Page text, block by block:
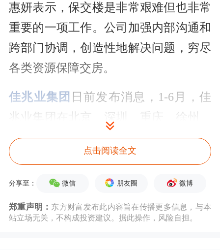
惠妍表示，保交楼是非常艰难但也非常
重要的一项工作。公司加强内部沟通和
跨部门协调，创造性地解决问题，穷尽
各类资源保障交房。
佳兆业集团 日前发布消息，1-6月，佳
兆业集团在北京、深圳、重庆、徐州、
揭阳、中山等地累计交付11个项目。今
年上半年，北京西山相府、重庆佳兆业
晓岸云起、深圳佳兆业云峰汇、深圳佳
徐州富春山居、鞍山佳兆业君汇上品、
点击阅读全文
分享至： 微信 朋友圈 微博
郑重声明： 东方财富发布此内容旨在传播更多信息，与本
站立场无关，不构成投资建议。据此操作，风险自担。